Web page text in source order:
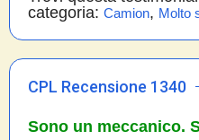
categoria: Camion, Molto
CPL Recensione 1340
Sono un meccanico.